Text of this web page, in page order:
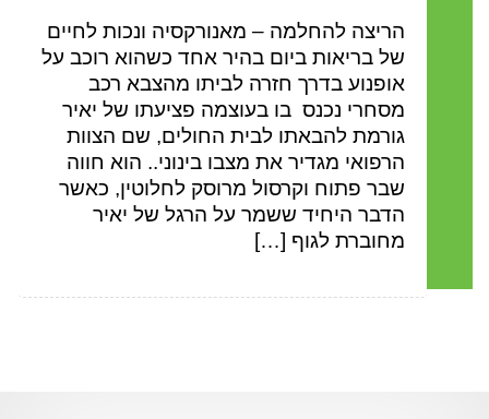
הריצה להחלמה – מאנורקסיה ונכות לחיים
של בריאות ביום בהיר אחד כשהוא רוכב על
אופנוע בדרך חזרה לביתו מהצבא רכב
מסחרי נכנס בו בעוצמה פציעתו של יאיר
גורמת להבאתו לבית החולים, שם הצוות
הרפואי מגדיר את מצבו בינוני.. הוא חווה
שבר פתוח וקרסול מרוסק לחלוטין, כאשר
הדבר היחיד ששמר על הרגל של יאיר
מחוברת לגוף […]